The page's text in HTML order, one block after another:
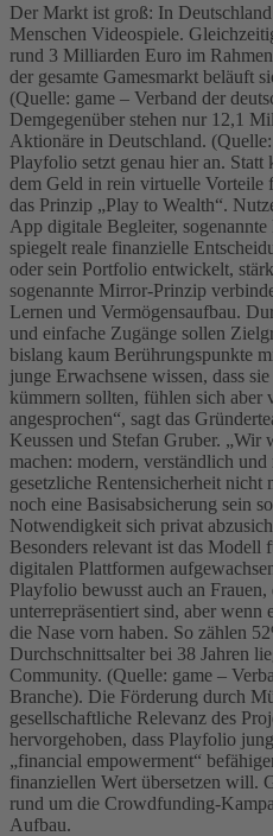
Der Markt ist groß: In
Menschen Videospiele.
rund 3 Milliarden Euro im
der gesamte Gamesmarkt beläuft
(Quelle: game – Verband der
Demgegenüber stehen nur 12,1
Aktionäre in Deutschland.
Playfolio setzt genau hier an. Statt
dem Geld in rein virtuelle Vorteile
das Prinzip „Play to Wealth“.
App digitale Begleiter,
spiegelt reale finanzielle
oder sein Portfolio entwickelt,
sogenannte Mirror-Prinzip
Lernen und Vermögensaufbau.
und einfache Zugänge sollen
bislang kaum Berührungspunkte
junge Erwachsene wissen, dass
kümmern sollten, fühlen sich aber
angesprochen“, sagt das
Keussen und Stefan Gruber. „Wir
machen: modern, verständlich
gesetzliche Rentensicherheit nicht
noch eine Basisabsicherung sein
Notwendigkeit sich privat
Besonders relevant ist das
digitalen Plattformen
Playfolio bewusst auch an
unterrepräsentiert sind, aber wenn
die Nase vorn haben. So zählen
Durchschnittsalter bei 38 Jahren
Community. (Quelle: game –
Branche). Die Förderung durch
gesellschaftliche Relevanz des
hervorgehoben, dass Playfolio
„financial empowerment“
finanziellen Wert übersetzen will.
rund um die Crowdfunding-
Aufbau.